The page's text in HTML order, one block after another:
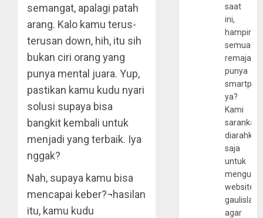
semangat, apalagi patah
arang. Kalo kamu terus-
terusan down, hih, itu sih
bukan ciri orang yang
punya mental juara. Yup,
pastikan kamu kudu nyari
solusi supaya bisa
bangkit kembali untuk
menjadi yang terbaik. Iya
nggak?
Nah, supaya kamu bisa
mencapai keber?¬hasilan
itu, kamu kudu
saat
ini,
hampir
semua
remaja
punya
ya?
Kami
sarankan,
diarahkan
saja
untuk
website
agar